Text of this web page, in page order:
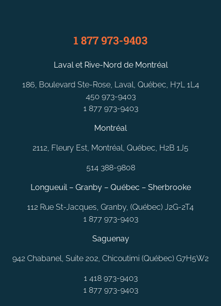
1 877 973-9403
Laval et Rive-Nord de Montréal
186, Boulevard Ste-Rose, Laval, Québec, H7L 1L4
450 973-9403
1 877 973-9403
Montréal
2112, Fleury Est, Montréal, Québec, H2B 1J5
514 388-9808
Longueuil – Granby – Québec – Sherbrooke
112 Rue St-Jacques, Granby, (Québec) J2G-2T4
1 877 973-9403
Saguenay
942 Chabanel, Suite 202, Chicoutimi (Québec) G7H5W2
1 418 973-9403
1 877 973-9403